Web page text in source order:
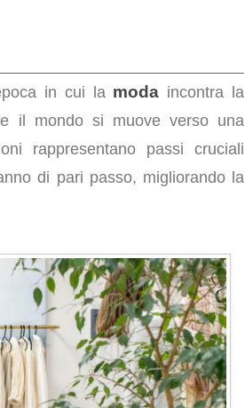
in cui la moda incontra la
il mondo si muove verso una
rappresentano passi cruciali
di pari passo, migliorando la